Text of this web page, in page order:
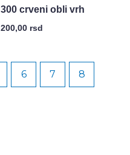
300 crveni obli vrh
200,00 rsd
6 7 8